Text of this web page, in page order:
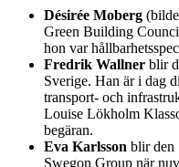
Désirée Moberg
Green Building
hon var
Fredrik Wallner blir
Sverige. Han är i dag
transport- och
Louise Lökholm
begäran.
Eva Karlsson blir den
Swegon Group när